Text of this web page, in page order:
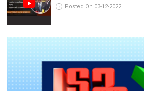
Posted On 03-12-2022